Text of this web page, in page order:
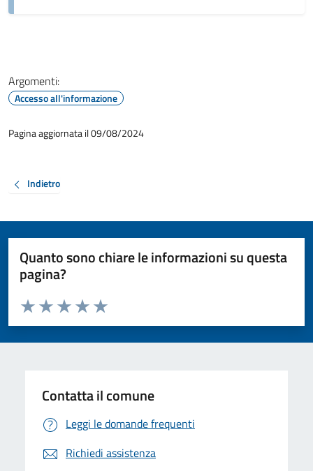
Argomenti:
Accesso all'informazione
Pagina aggiornata il 09/08/2024
Indietro
Quanto sono chiare le informazioni su questa
pagina?
Valuta da 1 a 5 stelle la pagina
Valuta 5 stelle su 5
Valuta 4 stelle su 5
Valuta 3 stelle su 5
Valuta 2 stelle su 5
Valuta 1 stelle su 5
Contatta il comune
Leggi le domande frequenti
Richiedi assistenza